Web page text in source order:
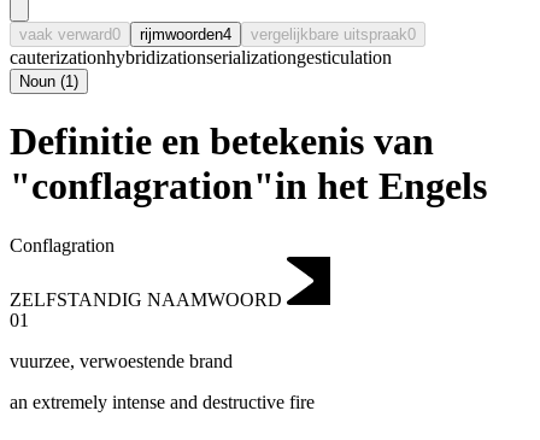
vaak verward0 rijmwoorden4 vergelijkbare uitspraak0
cauterizationhybridizationserializationgesticulation
Noun (1)
Definitie en betekenis van
"conflagration"in het Engels
Conflagration
ZELFSTANDIG NAAMWOORD
01
vuurzee, verwoestende brand
an extremely intense and destructive fire